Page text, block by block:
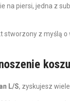
na piersi, jedna z
stworzony z myślą o
L/S, zyskujesz